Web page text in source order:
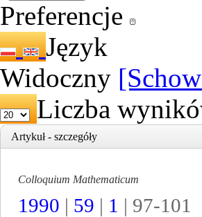
Preferencje
Język
Widoczny
Liczba
Artykuł - szczegóły
Colloquium Mathematicum
1990 | 59 | 1 | 97-101